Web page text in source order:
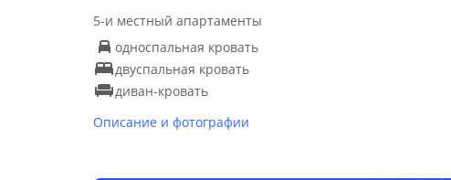
5-и местный апартаменты
односпальная кровать
двуспальная кровать
диван-кровать
Описание и фотографии